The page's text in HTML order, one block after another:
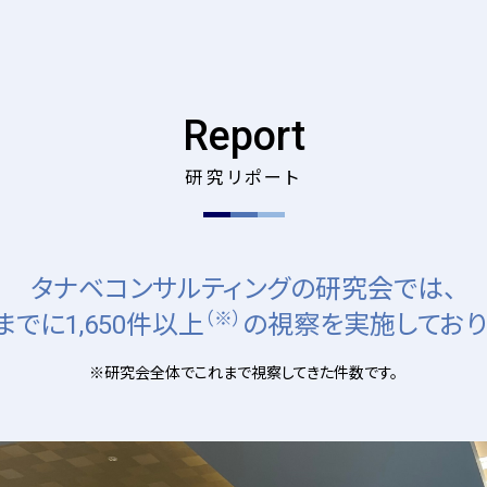
Report
研究リポート
タナベコンサルティングの研究会では、
でに1,650件以上 （※） の視察を実施しており
※研究会全体でこれまで視察してきた件数です。